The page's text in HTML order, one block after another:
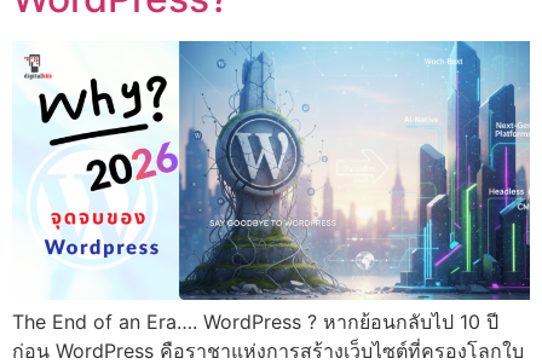
The End of an Era…. WordPress ? หากย้อนกลับไป 10 ปี
ก่อน WordPress คือราชาแห่งการสร้างเว็บไซต์ที่ครองโลกใบ